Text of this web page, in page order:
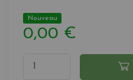
Nouveau
0,00 €